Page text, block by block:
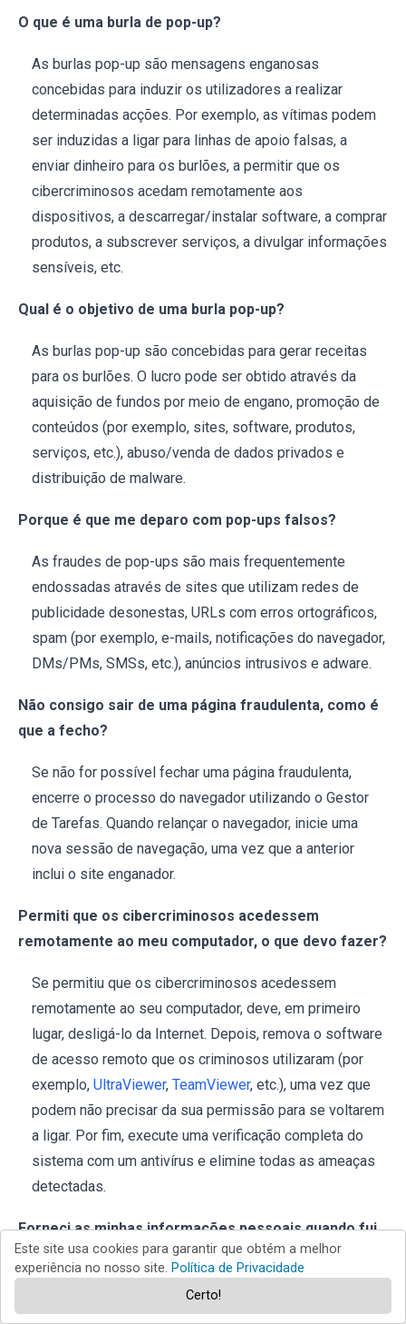
O que é uma burla de pop-up?
As burlas pop-up são mensagens enganosas
concebidas para induzir os utilizadores a realizar
determinadas acções. Por exemplo, as vítimas podem
ser induzidas a ligar para linhas de apoio falsas, a
enviar dinheiro para os burlões, a permitir que os
cibercriminosos acedam remotamente aos
dispositivos, a descarregar/instalar software, a comprar
produtos, a subscrever serviços, a divulgar informações
sensíveis, etc.
Qual é o objetivo de uma burla pop-up?
As burlas pop-up são concebidas para gerar receitas
para os burlões. O lucro pode ser obtido através da
aquisição de fundos por meio de engano, promoção de
conteúdos (por exemplo, sites, software, produtos,
serviços, etc.), abuso/venda de dados privados e
distribuição de malware.
Porque é que me deparo com pop-ups falsos?
As fraudes de pop-ups são mais frequentemente
endossadas através de sites que utilizam redes de
publicidade desonestas, URLs com erros ortográficos,
spam (por exemplo, e-mails, notificações do navegador,
DMs/PMs, SMSs, etc.), anúncios intrusivos e adware.
Não consigo sair de uma página fraudulenta, como é
que a fecho?
Se não for possível fechar uma página fraudulenta,
encerre o processo do navegador utilizando o Gestor
de Tarefas. Quando relançar o navegador, inicie uma
nova sessão de navegação, uma vez que a anterior
inclui o site enganador.
Permiti que os cibercriminosos acedessem
remotamente ao meu computador, o que devo fazer?
Se permitiu que os cibercriminosos acedessem
remotamente ao seu computador, deve, em primeiro
lugar, desligá-lo da Internet. Depois, remova o software
de acesso remoto que os criminosos utilizaram (por
exemplo, UltraViewer, TeamViewer, etc.), uma vez que
podem não precisar da sua permissão para se voltarem
a ligar. Por fim, execute uma verificação completa do
sistema com um antivírus e elimine todas as ameaças
detectadas.
Forneci as minhas informações pessoais quando fui
enganado por um pop-up fraudulento, o que devo
fazer?
Este site usa cookies para garantir que obtém a melhor
experiência no nosso site. Política de Privacidade
Certo!